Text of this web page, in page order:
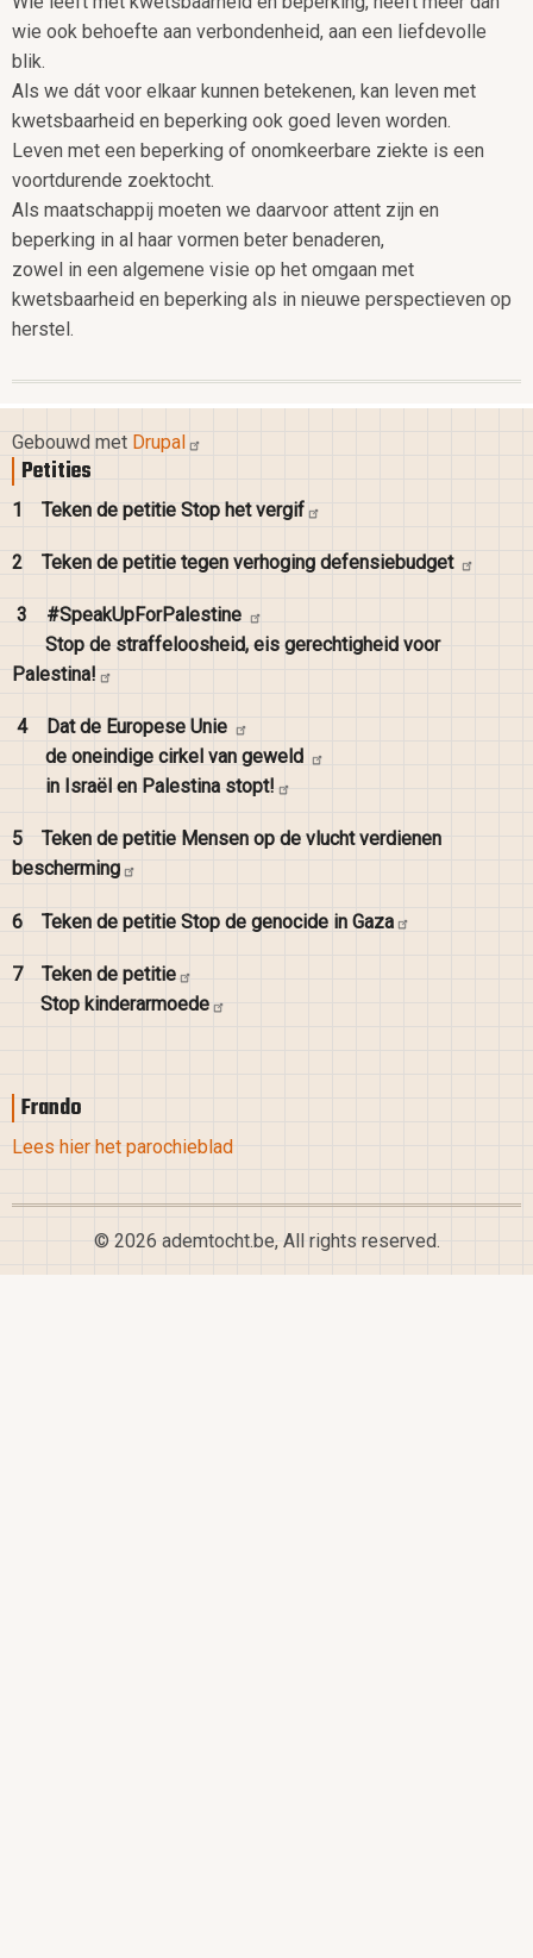
wie ook behoefte aan verbondenheid, aan een liefdevolle
blik.
Als we dát voor elkaar kunnen betekenen, kan leven met
kwetsbaarheid en beperking ook goed leven worden.
Leven met een beperking of onomkeerbare ziekte is een
voortdurende zoektocht.
Als maatschappij moeten we daarvoor attent zijn en
beperking in al haar vormen beter benaderen,
zowel in een algemene visie op het omgaan met
kwetsbaarheid en beperking als in nieuwe perspectieven op
herstel.
Gebouwd met Drupal
Petities
1 Teken de petitie Stop hetvergif
2 Teken de petitie tegen verhoging defensiebudget
3
#SpeakUpForPalestine
Stop de straffeloosheid, eis gerechtigheid voor
Palestina!
4 Dat de Europese Unie
de oneindige cirkel van geweld
in Israël en Palestina stopt!
5 Teken de petitie Mensen op de vlucht verdienen
bescherming
6 Teken de petitie Stop de genocide in Gaza
7 Teken de petitie
Stop kinderarmoede
Frando
Lees hier het parochieblad
© 2026 ademtocht.be, All rights reserved.